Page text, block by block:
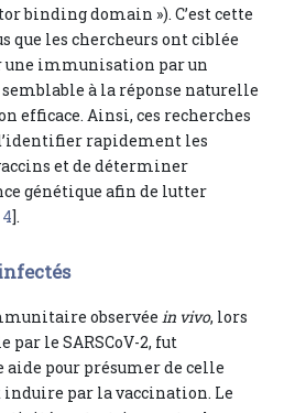
binding domain »). C’est cette
que les chercheurs ont ciblée
une immunisation par un
à la réponse naturelle
efficace. Ainsi, ces recherches
rapidement les
et de déterminer
génétique afin de lutter
4].
observée in vivo, lors
le SARSCoV-2, fut
aide pour présumer de celle
par la vaccination. Le